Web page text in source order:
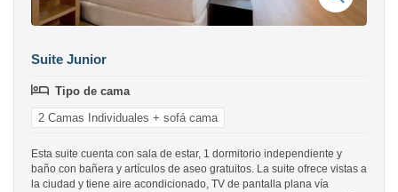
Suite Junior
Tipo de cama
2 Camas Individuales + sofá cama
Esta suite cuenta con sala de estar, 1 dormitorio independiente y
baño con bañera y artículos de aseo gratuitos. La suite ofrece vistas a
la ciudad y tiene aire acondicionado, TV de pantalla plana vía